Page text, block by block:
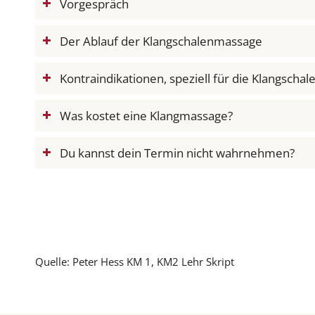
Vorgespräch
Der Ablauf der Klangschalenmassage
Kontraindikationen, speziell für die
Was kostet eine Klangmassage?
Du kannst dein Termin nicht wahrnehmen?
Quelle: Peter Hess KM 1, KM2 Lehr Skript